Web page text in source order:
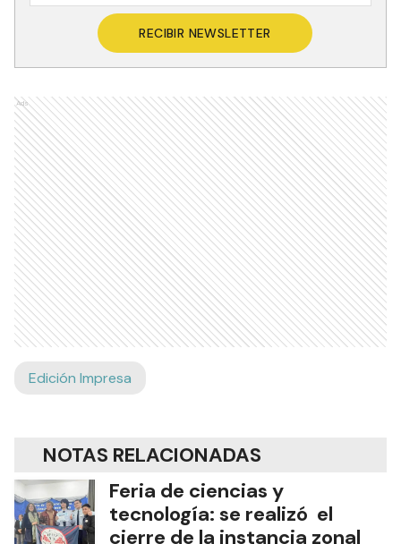
RECIBIR NEWSLETTER
Ads
Edición Impresa
NOTAS RELACIONADAS
Feria de ciencias y
tecnología: se realizó el
cierre de la instancia zonal